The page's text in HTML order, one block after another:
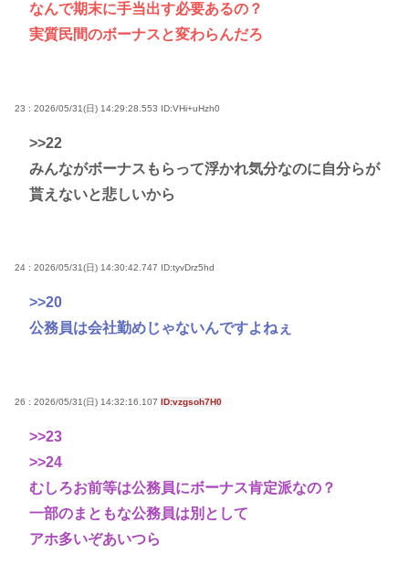
なんで期末に手当出す必要あるの？
実質民間のボーナスと変わらんだろ
23 : 2026/05/31(日) 14:29:28.553 ID:VHi+uHzh0
>>22
みんながボーナスもらって浮かれ気分なのに自分らが
貰えないと悲しいから
24 : 2026/05/31(日) 14:30:42.747 ID:tyvDrz5hd
>>20
公務員は会社勤めじゃないんですよねぇ
26 : 2026/05/31(日) 14:32:16.107 ID:vzgsoh7H0
>>23
>>24
むしろお前等は公務員にボーナス肯定派なの？
一部のまともな公務員は別として
アホ多いぞあいつら